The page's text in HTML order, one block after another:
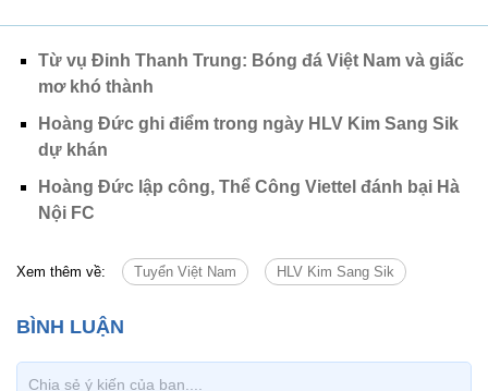
Từ vụ Đinh Thanh Trung: Bóng đá Việt Nam và giấc
mơ khó thành
Hoàng Đức ghi điểm trong ngày HLV Kim Sang Sik
dự khán
Hoàng Đức lập công, Thể Công Viettel đánh bại Hà
Nội FC
Xem thêm về: Tuyển Việt Nam HLV Kim Sang Sik